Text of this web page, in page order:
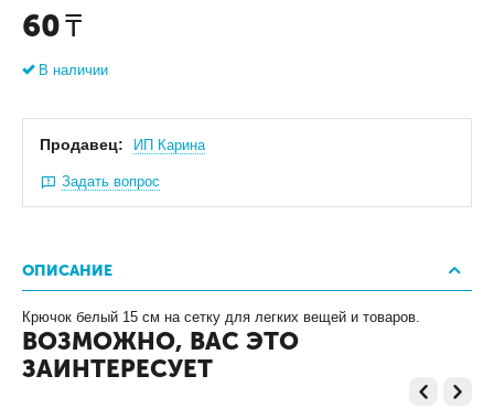
60 ₸
В наличии
Продавец: ИП Карина
Задать вопрос
ОПИСАНИЕ
Крючок белый 15 см на сетку для легких вещей и товаров.
ВОЗМОЖНО, ВАС ЭТО
ЗАИНТЕРЕСУЕТ